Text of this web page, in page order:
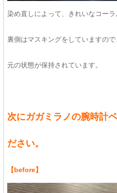
染め直しによって、きれいなコーラ
裏側はマスキングをしていますので
元の状態が保持されています。
次にガガミラノの腕時計
ださい。
【before】